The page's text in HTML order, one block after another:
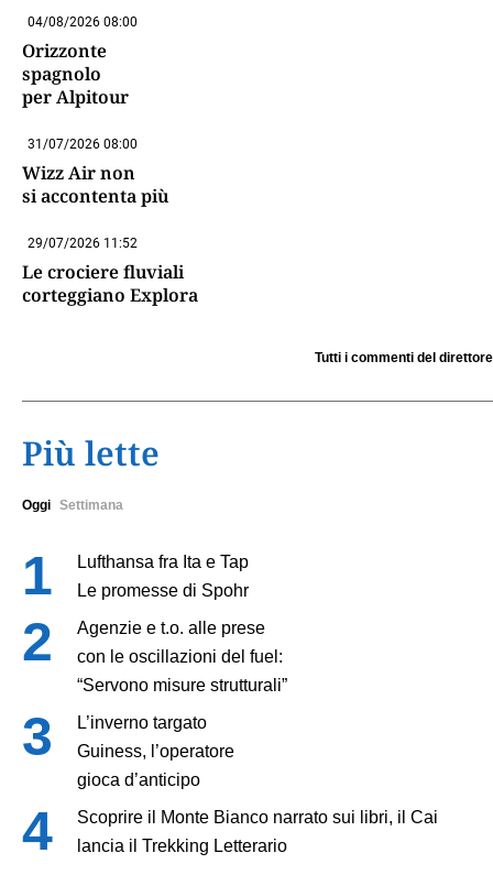
04/08/2026 08:00
Orizzonte
spagnolo
per Alpitour
31/07/2026 08:00
Wizz Air non
si accontenta più
29/07/2026 11:52
Le crociere fluviali
corteggiano Explora
Tutti i commenti del direttore
Più lette
Oggi Settimana
Lufthansa fra Ita e Tap
Le promesse di Spohr
Agenzie e t.o. alle prese
con le oscillazioni del fuel:
“Servono misure strutturali”
L’inverno targato
Guiness, l’operatore
gioca d’anticipo
Scoprire il Monte Bianco narrato sui libri, il Cai
lancia il Trekking Letterario